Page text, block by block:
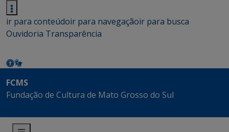
ir para conteúdoir para navegaçãoir para busca
Ouvidoria Transparência
FCMS
Fundação de Cultura de Mato Grosso do Sul